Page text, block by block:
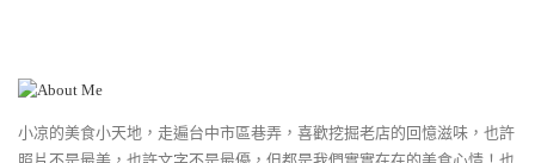
小凉的美食小天地，走遍台中市區巷弄，喜歡挖掘老店的回憶滋味，也許